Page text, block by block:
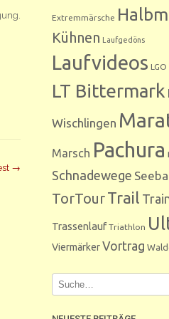
→
Extremmärsche
Kühnen Laufgedöns
Laufvideos LGO
LT Bittermark
Wischlingen
Marsch Pachura
Schnadewege
TorTourTrail
Trassenlauf Triathlon
ViermärkerVortrag